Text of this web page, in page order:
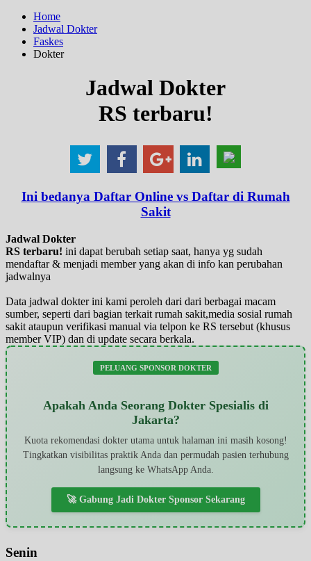
Home
Jadwal Dokter
Faskes
Dokter
Jadwal Dokter
RS terbaru!
Ini bedanya Daftar Online vs Daftar di Rumah
Sakit
Jadwal Dokter
RS terbaru! ini dapat berubah setiap saat, hanya yg sudah
mendaftar & menjadi member yang akan di info kan perubahan
jadwalnya
Data jadwal dokter ini kami peroleh dari dari berbagai macam
sumber, seperti dari bagian terkait rumah sakit,media sosial rumah
sakit ataupun verifikasi manual via telpon ke RS tersebut (khusus
member VIP) dan di update secara berkala.
PELUANG SPONSOR DOKTER
Apakah Anda Seorang Dokter Spesialis di
Jakarta?
Kuota rekomendasi dokter utama untuk halaman ini masih kosong!
Tingkatkan visibilitas praktik Anda dan permudah pasien terhubung
langsung ke WhatsApp Anda.
🚀 Gabung Jadi Dokter Sponsor Sekarang
Senin